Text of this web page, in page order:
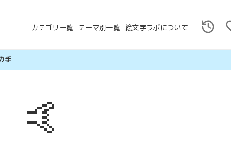
カテゴリ一覧 テーマ別一覧 絵文字ラボについて
手
🤙